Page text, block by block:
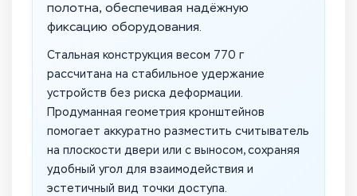
полотна, обеспечивая надёжную
фиксацию оборудования.
Стальная конструкция весом 770 г
рассчитана на стабильное удержание
устройств без риска деформации.
Продуманная геометрия кронштейнов
помогает аккуратно разместить считыватель
на плоскости двери или с выносом, сохраняя
удобный угол для взаимодействия и
эстетичный вид точки доступа.